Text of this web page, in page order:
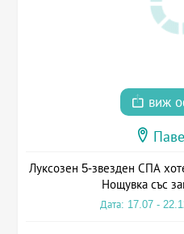
виж
Луксозен 5-звезден СПА
Нощувка със
Дата: 17.07 -